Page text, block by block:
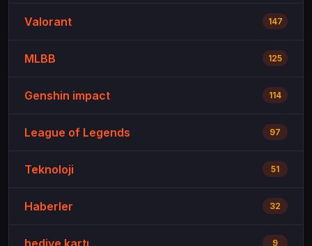
Valorant 147
MLBB 125
Genshin impact 114
League of Legends 97
Teknoloji 51
Haberler 32
hediye kartı 9